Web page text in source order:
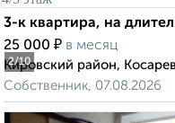
2/10
3-к квартира, на
25 000 ₽ в месяц
Кировский район,
Собственник, 07.08.2026